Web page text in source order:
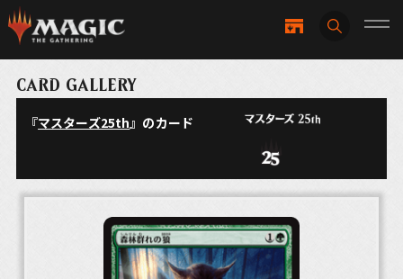
CARD GALLERY
『マスターズ25th』のカード